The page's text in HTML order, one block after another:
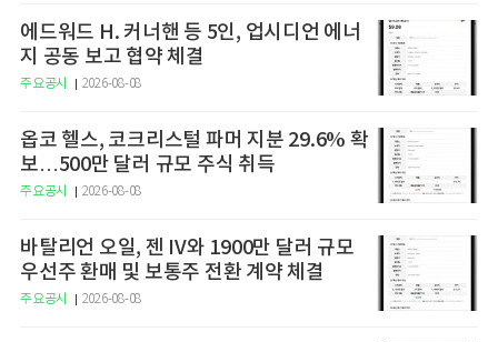
에드워드 H. 커너핸 등 5인, 업시디언 에너
지 공동 보고 협약 체결
주요공시 2026-08-08
옵코 헬스, 코크리스털 파머 지분 29.6% 확
보…500만 달러 규모 주식 취득
주요공시 2026-08-08
바탈리언 오일, 젠 IV와 1900만 달러 규모
우선주 환매 및 보통주 전환 계약 체결
주요공시 2026-08-08